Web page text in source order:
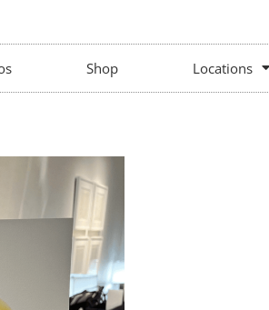
Shop Locations